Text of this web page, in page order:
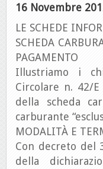
16 Novembre
LE SCHEDE
SCHEDA
PAGAMENTO
Illustriamo i
Circolare n. 42/E
della scheda
carburante
MODALITÀ E
Con decreto del
della